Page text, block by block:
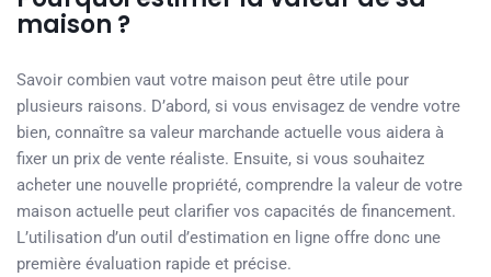
maison ?
Savoir combien vaut votre maison peut être utile pour
plusieurs raisons. D’abord, si vous envisagez de vendre votre
bien, connaître sa valeur marchande actuelle vous aidera à
fixer un prix de vente réaliste. Ensuite, si vous souhaitez
acheter une nouvelle propriété, comprendre la valeur de votre
maison actuelle peut clarifier vos capacités de financement.
L’utilisation d’un outil d’estimation en ligne offre donc une
première évaluation rapide et précise.